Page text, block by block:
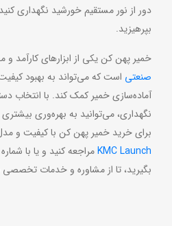
دور از نور مستقیم خورشید نگهداری
بپرهیزید.
خمیر پهن کن یکی از ابزارهای کارآمد و
صنعتی است که می‌تواند به بهبود
آماده‌سازی خمیر کمک کند. با انتخاب
نگهداری، می‌توانید به بهره‌وری
برای خرید خمیر پهن کن با کیفیت و
KMC Launchمراجعه کنید و یا با
بگیرید، تا از مشاوره و خدمات تخصصی